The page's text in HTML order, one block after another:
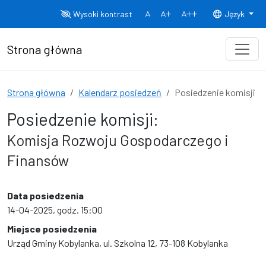
Wysoki kontrast
Normalny rozmiar czcionki
Rozmiar czcionki 150% Rozmiar
Język
Strona główna
Strona główna Kalendarz posiedzeń Posiedzenie komisji
Posiedzenie komisji:
Komisja Rozwoju Gospodarczego i
Finansów
Data posiedzenia
14-04-2025, godz. 15:00
Miejsce posiedzenia
Urząd Gminy Kobylanka, ul. Szkolna 12, 73-108 Kobylanka